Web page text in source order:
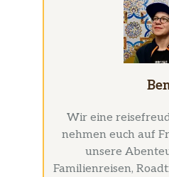
Wir eine
nehmen euch auf
unsere
Familienreisen,